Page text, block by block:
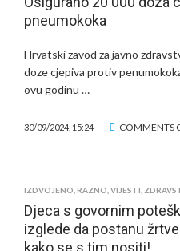
pneumokoka
Hrvatski zavod za javno
doze cjepiva protiv
ovu godinu …
30/09/2024, 15:24 COMMENTS
IZDVOJENO RAZNO VIJESTI
Djeca s govornim
izglede da postanu
kako se s tim nositi!